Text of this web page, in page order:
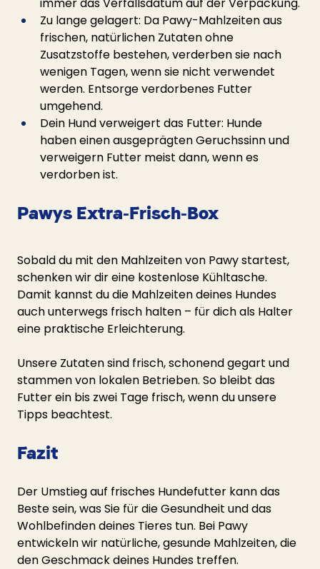
Zu lange gelagert: Da Pawy-Mahlzeiten aus
frischen, natürlichen Zutaten ohne
Zusatzstoffe bestehen, verderben sie nach
wenigen Tagen, wenn sie nicht verwendet
werden. Entsorge verdorbenes Futter
umgehend.
Dein Hund verweigert das Futter: Hunde
haben einen ausgeprägten Geruchssinn und
verweigern Futter meist dann, wenn es
verdorben ist.
Pawys Extra-Frisch-Box
Sobald du mit den Mahlzeiten von Pawy startest,
schenken wir dir eine kostenlose Kühltasche.
Damit kannst du die Mahlzeiten deines Hundes
auch unterwegs frisch halten – für dich als Halter
eine praktische Erleichterung.
Unsere Zutaten sind frisch, schonend gegart und
stammen von lokalen Betrieben. So bleibt das
Futter ein bis zwei Tage frisch, wenn du unsere
Tipps beachtest.
Fazit
Der Umstieg auf frisches Hundefutter kann das
Beste sein, was Sie für die Gesundheit und das
Wohlbefinden deines Tieres tun. Bei Pawy
entwickeln wir natürliche, gesunde Mahlzeiten, die
den Geschmack deines Hundes treffen.